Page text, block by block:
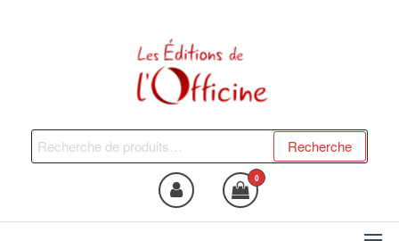
Les Editions de l'Officine
du bien !
Recherche
pour :
Recherche
0